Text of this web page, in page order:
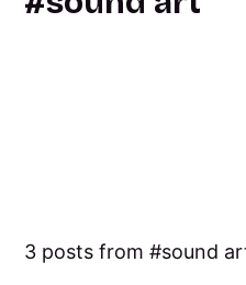
3 posts from sound